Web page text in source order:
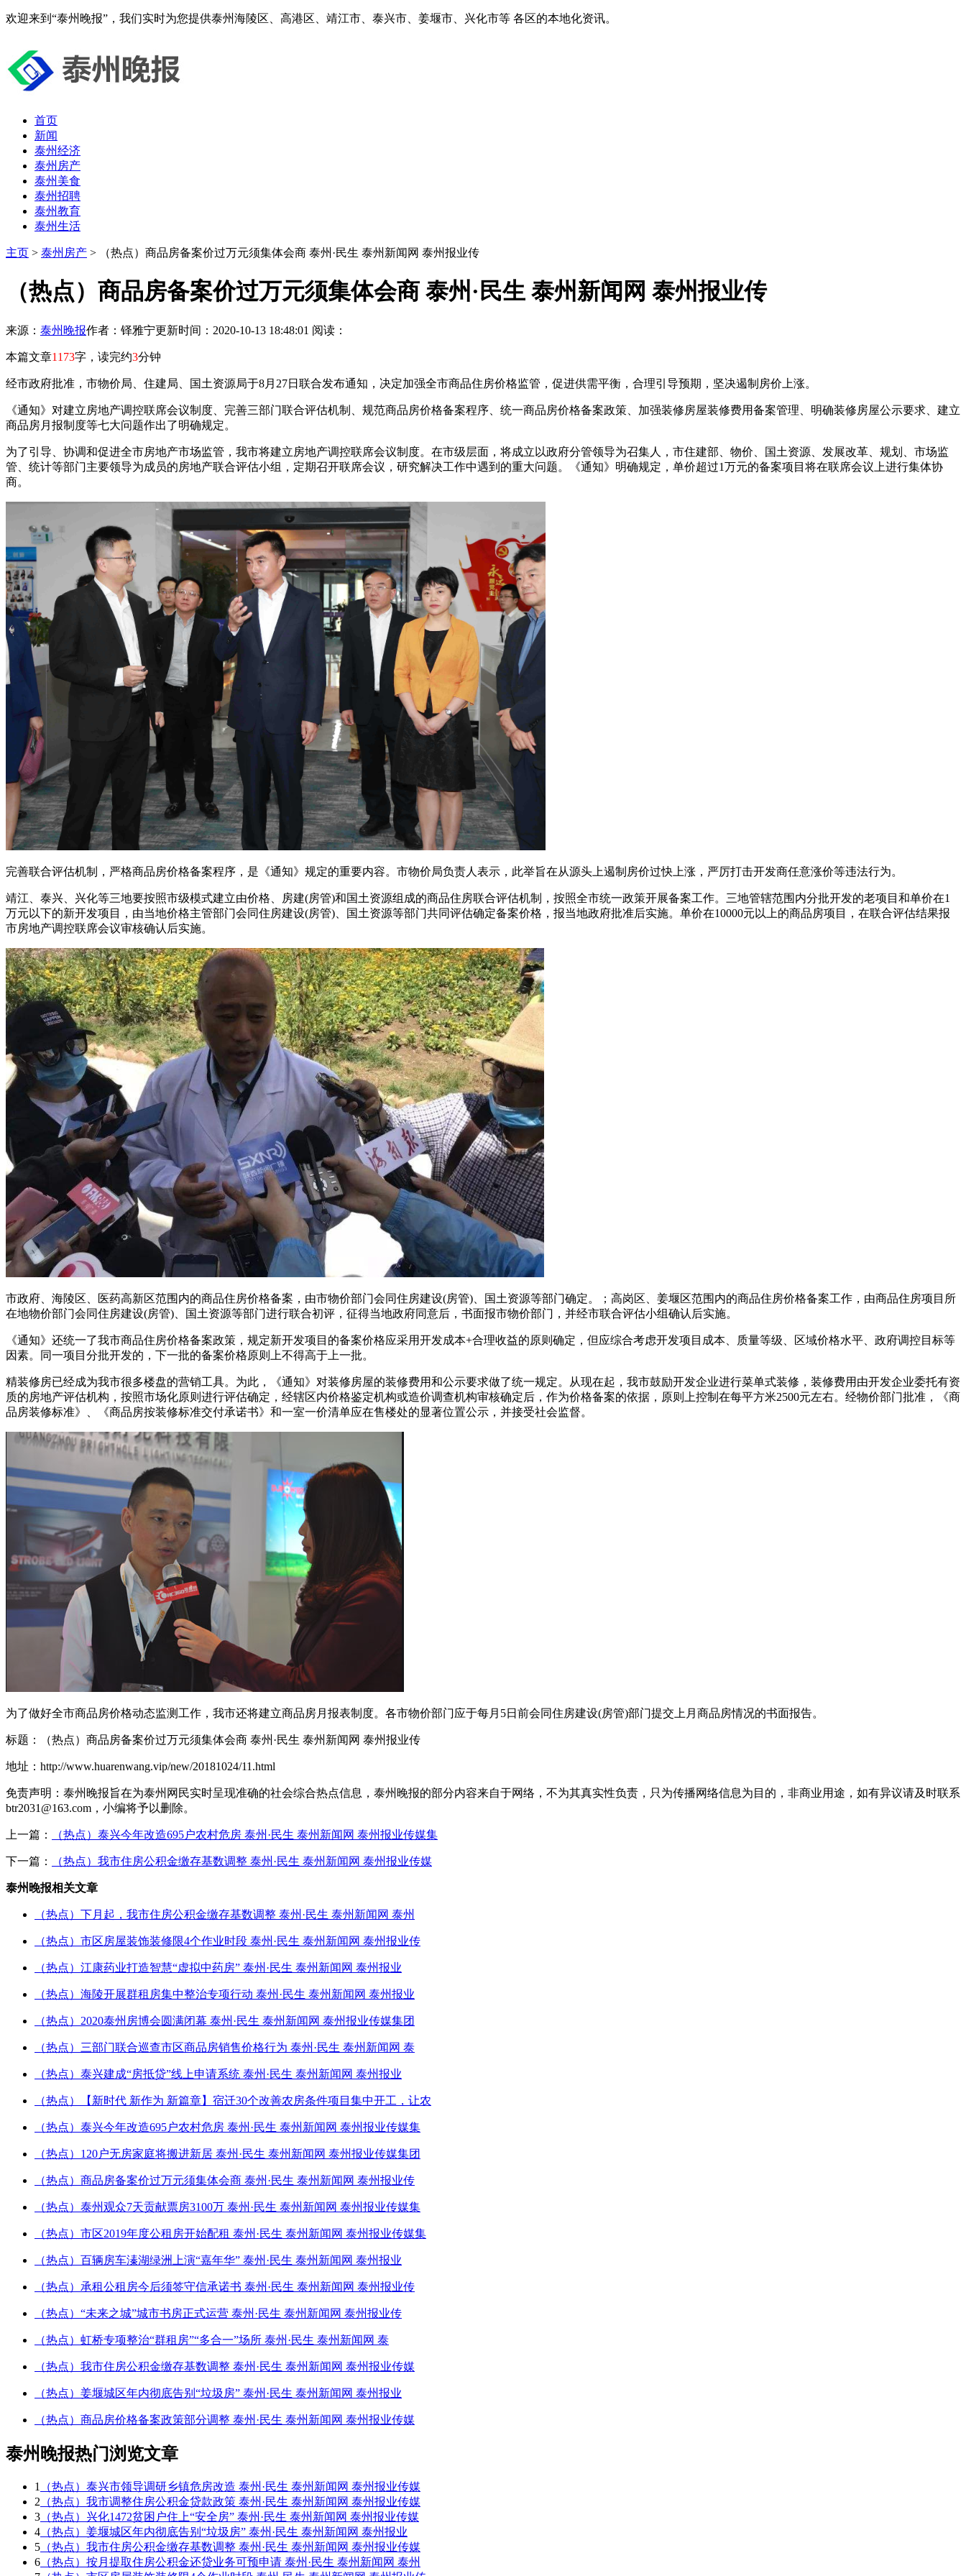
欢迎来到“泰州晚报”，我们实时为您提供泰州海陵区、高港区、靖江市、泰兴市、姜堰市、兴化市等 各区的本地化资讯。
首页
新闻
泰州经济
泰州房产
泰州美食
泰州招聘
泰州教育
泰州生活
主页 > 泰州房产 > （热点）商品房备案价过万元须集体会商 泰州·民生 泰州新闻网 泰州报业传
（热点）商品房备案价过万元须集体会商 泰州·民生 泰州新闻网 泰州报业传
来源： 泰州晚报作者：铎雅宁更新时间：2020-10-13 18:48:01 阅读：
本篇文章1173字，读完约3分钟
经市政府批准，市物价局、住建局、国土资源局于8月27日联合发布通知，决定加强全市商品住房价格监管，促进供需平衡，合理引导预期，坚决遏制房价上涨。
《通知》对建立房地产调控联席会议制度、完善三部门联合评估机制、规范商品房价格备案程序、统一商品房价格备案政策、加强装修房屋装修费用备案管理、明确装修房屋公示要求、建立
商品房月报制度等七大问题作出了明确规定。
为了引导、协调和促进全市房地产市场监管，我市将建立房地产调控联席会议制度。在市级层面，将成立以政府分管领导为召集人，市住建部、物价、国土资源、发展改革、规划、市场监
管、统计等部门主要领导为成员的房地产联合评估小组，定期召开联席会议，研究解决工作中遇到的重大问题。《通知》明确规定，单价超过1万元的备案项目将在联席会议上进行集体协
商。
完善联合评估机制，严格商品房价格备案程序，是《通知》规定的重要内容。市物价局负责人表示，此举旨在从源头上遏制房价过快上涨，严厉打击开发商任意涨价等违法行为。
靖江、泰兴、兴化等三地要按照市级模式建立由价格、房建(房管)和国土资源组成的商品住房联合评估机制，按照全市统一政策开展备案工作。三地管辖范围内分批开发的老项目和单价在1
万元以下的新开发项目，由当地价格主管部门会同住房建设(房管)、国土资源等部门共同评估确定备案价格，报当地政府批准后实施。单价在10000元以上的商品房项目，在联合评估结果报
市房地产调控联席会议审核确认后实施。
市政府、海陵区、医药高新区范围内的商品住房价格备案，由市物价部门会同住房建设(房管)、国土资源等部门确定。；高岗区、姜堰区范围内的商品住房价格备案工作，由商品住房项目所
在地物价部门会同住房建设(房管)、国土资源等部门进行联合初评，征得当地政府同意后，书面报市物价部门，并经市联合评估小组确认后实施。
《通知》还统一了我市商品住房价格备案政策，规定新开发项目的备案价格应采用开发成本+合理收益的原则确定，但应综合考虑开发项目成本、质量等级、区域价格水平、政府调控目标等
因素。同一项目分批开发的，下一批的备案价格原则上不得高于上一批。
精装修房已经成为我市很多楼盘的营销工具。为此，《通知》对装修房屋的装修费用和公示要求做了统一规定。从现在起，我市鼓励开发企业进行菜单式装修，装修费用由开发企业委托有资
质的房地产评估机构，按照市场化原则进行评估确定，经辖区内价格鉴定机构或造价调查机构审核确定后，作为价格备案的依据，原则上控制在每平方米2500元左右。经物价部门批准，《商
品房装修标准》、《商品房按装修标准交付承诺书》和一室一价清单应在售楼处的显著位置公示，并接受社会监督。
为了做好全市商品房价格动态监测工作，我市还将建立商品房月报表制度。各市物价部门应于每月5日前会同住房建设(房管)部门提交上月商品房情况的书面报告。
标题：（热点）商品房备案价过万元须集体会商 泰州·民生 泰州新闻网 泰州报业传
地址：http://www.huarenwang.vip/new/20181024/11.html
免责声明：泰州晚报旨在为泰州网民实时呈现准确的社会综合热点信息，泰州晚报的部分内容来自于网络，不为其真实性负责，只为传播网络信息为目的，非商业用途，如有异议请及时联系
btr2031@163.com，小编将予以删除。
上一篇： （热点）泰兴今年改造695户农村危房 泰州·民生 泰州新闻网 泰州报业传媒集
下一篇： （热点）我市住房公积金缴存基数调整 泰州·民生 泰州新闻网 泰州报业传媒
泰州晚报相关文章
（热点）下月起，我市住房公积金缴存基数调整 泰州·民生 泰州新闻网 泰州
（热点）市区房屋装饰装修限4个作业时段 泰州·民生 泰州新闻网 泰州报业传
（热点）江康药业打造智慧“虚拟中药房” 泰州·民生 泰州新闻网 泰州报业
（热点）海陵开展群租房集中整治专项行动 泰州·民生 泰州新闻网 泰州报业
（热点）2020泰州房博会圆满闭幕 泰州·民生 泰州新闻网 泰州报业传媒集团
（热点）三部门联合巡查市区商品房销售价格行为 泰州·民生 泰州新闻网 泰
（热点）泰兴建成“房抵贷”线上申请系统 泰州·民生 泰州新闻网 泰州报业
（热点）【新时代 新作为 新篇章】宿迁30个改善农房条件项目集中开工，让农
（热点）泰兴今年改造695户农村危房 泰州·民生 泰州新闻网 泰州报业传媒集
（热点）120户无房家庭将搬进新居 泰州·民生 泰州新闻网 泰州报业传媒集团
（热点）商品房备案价过万元须集体会商 泰州·民生 泰州新闻网 泰州报业传
（热点）泰州观众7天贡献票房3100万 泰州·民生 泰州新闻网 泰州报业传媒集
（热点）市区2019年度公租房开始配租 泰州·民生 泰州新闻网 泰州报业传媒集
（热点）百辆房车溱湖绿洲上演“嘉年华” 泰州·民生 泰州新闻网 泰州报业
（热点）承租公租房今后须签守信承诺书 泰州·民生 泰州新闻网 泰州报业传
（热点）“未来之城”城市书房正式运营 泰州·民生 泰州新闻网 泰州报业传
（热点）虹桥专项整治“群租房”“多合一”场所 泰州·民生 泰州新闻网 泰
（热点）我市住房公积金缴存基数调整 泰州·民生 泰州新闻网 泰州报业传媒
（热点）姜堰城区年内彻底告别“垃圾房” 泰州·民生 泰州新闻网 泰州报业
（热点）商品房价格备案政策部分调整 泰州·民生 泰州新闻网 泰州报业传媒
泰州晚报热门浏览文章
1
（热点）泰兴市领导调研乡镇危房改造 泰州·民生 泰州新闻网 泰州报业传媒
2 （热点）我市调整住房公积金贷款政策 泰州·民生 泰州新闻网 泰州报业传媒
3 （热点）兴化1472贫困户住上“安全房” 泰州·民生 泰州新闻网 泰州报业传媒
4 （热点）姜堰城区年内彻底告别“垃圾房” 泰州·民生 泰州新闻网 泰州报业
5 （热点）我市住房公积金缴存基数调整 泰州·民生 泰州新闻网 泰州报业传媒
6 （热点）按月提取住房公积金还贷业务可预申请 泰州·民生 泰州新闻网 泰州